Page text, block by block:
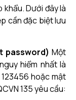
Dưới đây là
cần đặc biệt lưu
password) Một
hiểm nhất là
hoặc mật
135 yêu cầu: